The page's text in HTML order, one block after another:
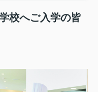
校へご入学の皆